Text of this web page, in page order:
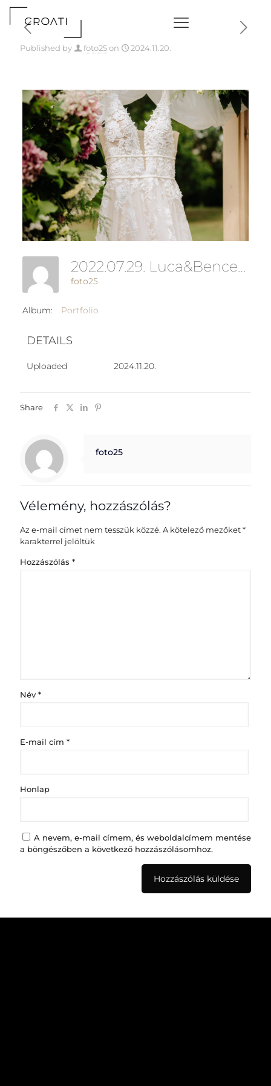
Published by foto25on 2024.11.20.
2022.07.29. Luca&Bence Wedding-126
foto25
Album: Portfolio
DETAILS
Uploaded 2024.11.20.
Share
foto25
Vélemény, hozzászólás?
Az e-mail címet nem tesszük közzé. A kötelező mezőket*
karakterrel jelöltük
Hozzászólás *
Név *
E-mail cím *
Honlap
A nevem, e-mail címem, és weboldalcímem mentése
a böngészőben a következő hozzászólásomhoz.